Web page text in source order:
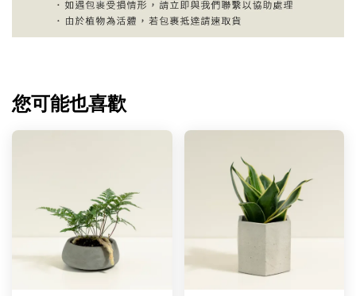
您可能也喜歡